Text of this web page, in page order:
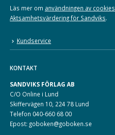
Läs mer om användningen av cookies
Aktsamhetsvärdering för Sandviks.
Kundservice
KONTAKT
SANDVIKS FÖRLAG AB
C/O Online i Lund
Skiffervägen 10, 224 78 Lund
Telefon 040-660 68 00
Epost: goboken@goboken.se